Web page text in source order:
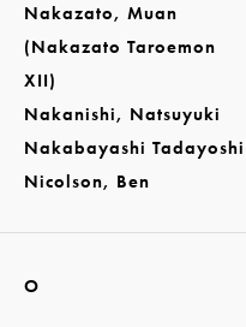
Nakazato, Muan
(Nakazato Taroemon
XII)
Nakanishi, Natsuyuki
Nakabayashi Tadayoshi
Nicolson, Ben
O